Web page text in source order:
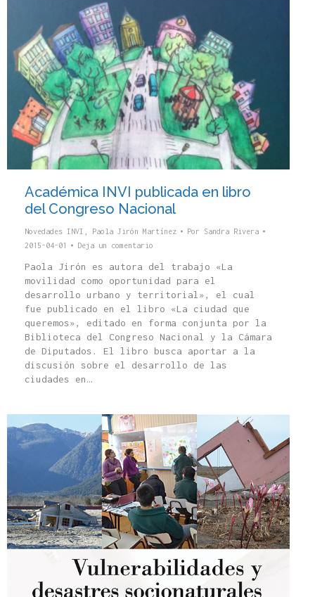
Académica INVI publicada en libro
del Congreso Nacional
Novedades INVI Paola Jirón Martínez Por Sandra Rivera
2015-04-01
Deja un comentario
Paola Jirón es autora del trabajo «La
movilidad como oportunidad para el
desarrollo urbano y territorial», el cual
fue publicado en el libro «La ciudad que
queremos», editado en forma conjunta por la
Biblioteca del Congreso Nacional y la Cámara
de Diputados. El libro busca aportar a la
discusión sobre el desarrollo de las
ciudades en…